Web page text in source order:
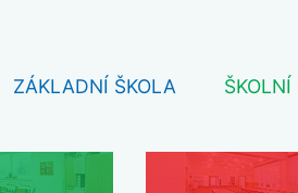
ZÁKLADNÍ ŠKOLA